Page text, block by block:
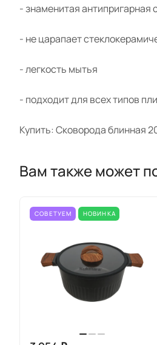
- знаменитая антипригарная
- не царапает
- легкость мытья
- подходит для всех типов
Купить: Сковорода блинная
Вам также может
СОВЕТУЕМ НОВИНКА